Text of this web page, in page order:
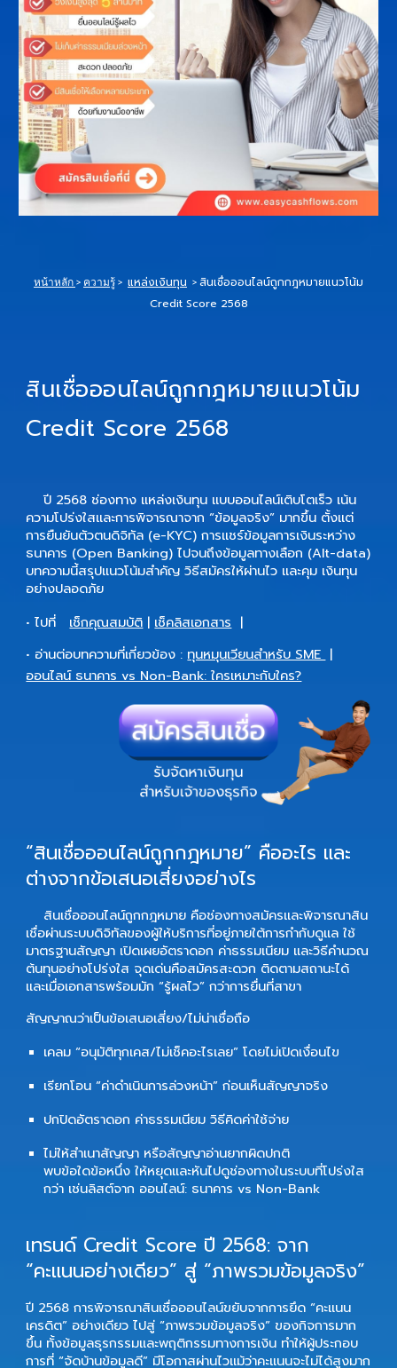
หน้าหลัก > ความรู้ > แหล่งเงินทุน > สินเชื่อออนไลน์ถูกกฎหมายแนวโน้ม
Credit Score 2568
สินเชื่อออนไลน์ถูกกฎหมายแนวโน้ม
Credit Score 2568
ปี 2568 ช่องทาง แหล่งเงินทุน แบบออนไลน์เติบโตเร็ว เน้น
ความโปร่งใสและการพิจารณาจาก “ข้อมูลจริง” มากขึ้น ตั้งแต่
การยืนยันตัวตนดิจิทัล (e-KYC) การแชร์ข้อมูลการเงินระหว่าง
ธนาคาร (Open Banking) ไปจนถึงข้อมูลทางเลือก (Alt-data)
บทความนี้สรุปแนวโน้มสำคัญ วิธีสมัครให้ผ่านไว และคุม เงินทุน
อย่างปลอดภัย
• ไปที่ เช็กคุณสมบัติ | เช็คลิสเอกสาร |
• อ่านต่อบทความที่เกี่ยวข้อง : ทุนหมุนเวียนสำหรับ SME |
ออนไลน์ ธนาคาร vs Non-Bank: ใครเหมาะกับใคร?
“สินเชื่อออนไลน์ถูกกฎหมาย” คืออะไร และ
ต่างจากข้อเสนอเสี่ยงอย่างไร
สินเชื่อออนไลน์ถูกกฎหมาย คือช่องทางสมัครและพิจารณาสิน
เชื่อผ่านระบบดิจิทัลของผู้ให้บริการที่อยู่ภายใต้การกำกับดูแล ใช้
มาตรฐานสัญญา เปิดเผยอัตราดอก ค่าธรรมเนียม และวิธีคำนวณ
ต้นทุนอย่างโปร่งใส จุดเด่นคือสมัครสะดวก ติดตามสถานะได้
และเมื่อเอกสารพร้อมมัก “รู้ผลไว” กว่าการยื่นที่สาขา
สัญญาณว่าเป็นข้อเสนอเสี่ยง/ไม่น่าเชื่อถือ
เคลม “อนุมัติทุกเคส/ไม่เช็คอะไรเลย” โดยไม่เปิดเงื่อนไข
เรียกโอน “ค่าดำเนินการล่วงหน้า” ก่อนเห็นสัญญาจริง
ปกปิดอัตราดอก ค่าธรรมเนียม วิธีคิดค่าใช้จ่าย
ไม่ให้สำเนาสัญญา หรือสัญญาอ่านยากผิดปกติ
พบข้อใดข้อหนึ่ง ให้หยุดและหันไปดูช่องทางในระบบที่โปร่งใส
กว่า เช่นลิสต์จาก ออนไลน์: ธนาคาร vs Non-Bank
เทรนด์ Credit Score ปี 2568: จาก
“คะแนนอย่างเดียว” สู่ “ภาพรวมข้อมูลจริง”
ปี 2568 การพิจารณาสินเชื่อออนไลน์ขยับจากการยึด “คะแนน
เครดิต” อย่างเดียว ไปสู่ “ภาพรวมข้อมูลจริง” ของกิจการมาก
ขึ้น ทั้งข้อมูลธุรกรรมและพฤติกรรมทางการเงิน ทำให้ผู้ประกอบ
การที่ “จัดบ้านข้อมูลดี” มีโอกาสผ่านไวแม้ว่าคะแนนจะไม่ได้สูงมาก